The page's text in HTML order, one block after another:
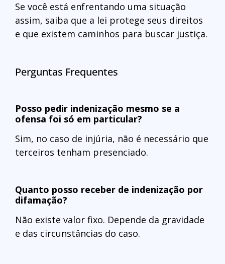
Se você está enfrentando uma situação
assim, saiba que a lei protege seus direitos
e que existem caminhos para buscar justiça.
Perguntas Frequentes
Posso pedir indenização mesmo se a
ofensa foi só em particular?
Sim, no caso de injúria, não é necessário que
terceiros tenham presenciado.
Quanto posso receber de indenização por
difamação?
Não existe valor fixo. Depende da gravidade
e das circunstâncias do caso.